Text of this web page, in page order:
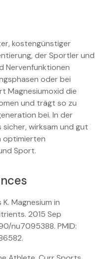
kostengünstiger
der Sportler und
Nervenfunktionen
oder bei
Magnesiumoxid die
und trägt so zu
bei. In der
wirksam und gut
optimierten
Sport.
Magnesium in
2015 Sep
nu7095388. PMID: